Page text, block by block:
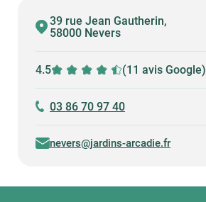
39 rue Jean Gautherin,
58000 Nevers
4.5 (11 avis Google)
03 86 70 97 40
nevers@jardins-arcadie.fr